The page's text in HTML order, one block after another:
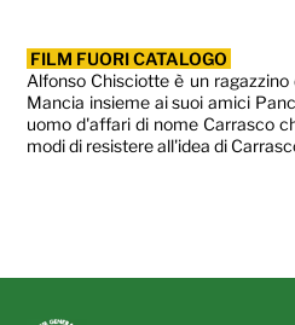
FILM FUORI CATALOGO
Alfonso Chisciotte è un
Mancia insieme ai suoi amici
uomo d'affari di nome Carrasco
modi di resistere all'idea di